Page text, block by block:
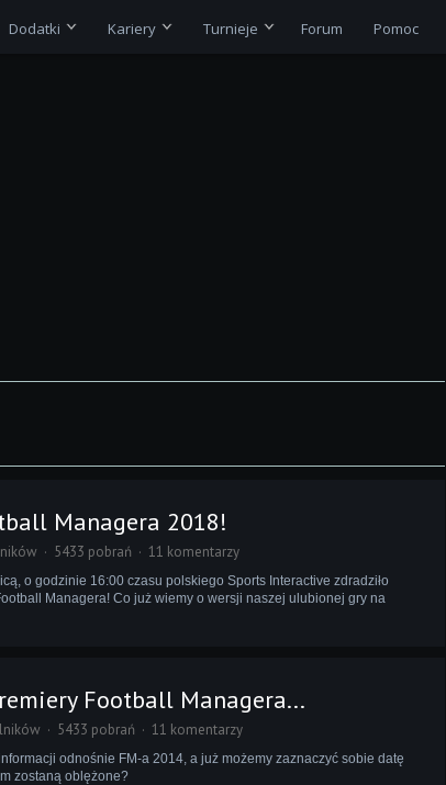
Dodatki Kariery Turnieje Forum Pomoc
Managera 2018!
5433 pobrań 11 komentarzy
o godzinie 16:00 czasu polskiego Sports Interactive zdradziło
Managera! Co już wiemy o wersji naszej ulubionej gry na
Football Managera...
5433 pobrań 11 komentarzy
odnośnie FM-a 2014, a już możemy zaznaczyć sobie datę
zostaną oblężone?